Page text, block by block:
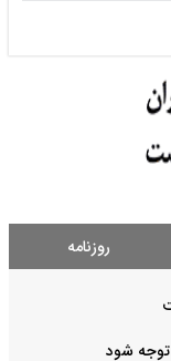
روزنامه
توجه شود